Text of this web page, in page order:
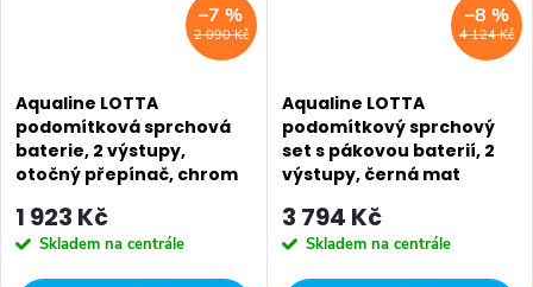
2 090 Kč
–7 %
Aqualine LOTTA
podomítková sprchová
baterie, 2 výstupy,
otočný přepínač, chrom
1 923 Kč
Skladem na centrále
4 124 Kč
–8 %
Aqualine LOTTA
podomítkový sprchový
set s pákovou baterií, 2
výstupy, černá mat
3 794 Kč
Skladem na centrále